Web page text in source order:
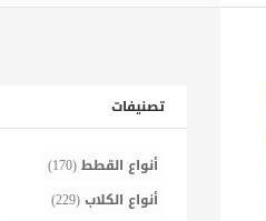
تصنيفات
أنواع القطط(170)
أنواع الكلاب(229)